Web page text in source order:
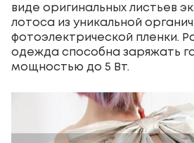
виде оригинальных листьев
лотоса из уникальной
фотоэлектрической пленки.
одежда способна заряжать
мощностью до 5 Вт.